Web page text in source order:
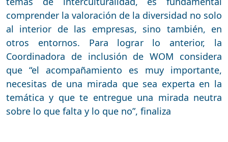
comprender la valoración de la diversidad no solo
al interior de las empresas, sino también, en
otros entornos. Para lograr lo anterior, la
Coordinadora de inclusión de WOM considera
que “el acompañamiento es muy importante,
necesitas de una mirada que sea experta en la
temática y que te entregue una mirada neutra
sobre lo que falta y lo que no”, finaliza